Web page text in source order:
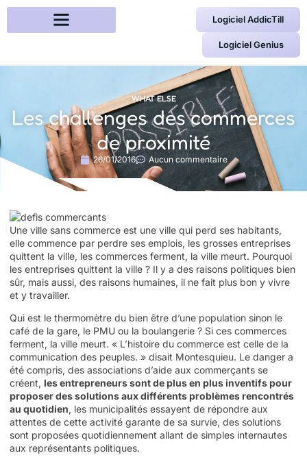
Logiciel AddicTill
Logiciel Genius
WHAT ELSE
Les challenges des commerces
de proximité
26/01/2016 Aucun commentaire
Une ville sans commerce est une ville qui perd ses habitants,
elle commence par perdre ses emplois, les grosses entreprises
quittent la ville, les commerces ferment, la ville meurt. Pourquoi
les entreprises quittent la ville ? Il y a des raisons politiques bien
sûr, mais aussi, des raisons humaines, il ne fait plus bon y vivre
et y travailler.
Qui est le thermomètre du bien être d’une population sinon le
café de la gare, le PMU ou la boulangerie ? Si ces commerces
ferment, la ville meurt. « L’histoire du commerce est celle de la
communication des peuples. » disait Montesquieu. Le danger a
été compris, des associations d’aide aux commerçants se
créent, les entrepreneurs sont de plus en plus inventifs pour
proposer des solutions aux différents problèmes rencontrés
au quotidien, les municipalités essayent de répondre aux
attentes de cette activité garante de sa survie, des solutions
sont proposées quotidiennement allant de simples internautes
aux représentants politiques.